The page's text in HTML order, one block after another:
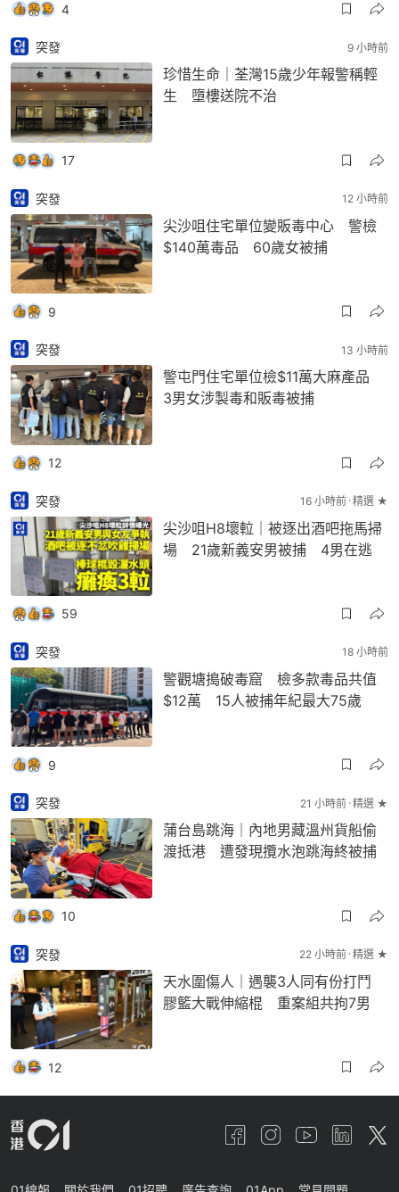
4
突發 9 小時前
珍惜生命｜荃灣15歲少年報警稱輕
生 墮樓送院不治
17
突發 12 小時前
尖沙咀住宅單位變販毒中心 警檢
$140萬毒品 60歲女被捕
9
突發 13 小時前
警屯門住宅單位檢$11萬大麻產品
3男女涉製毒和販毒被捕
12
突發 16 小時前 精選 ★
尖沙咀H8壞𨋢｜被逐出酒吧拖馬掃
場 21歲新義安男被捕 4男在逃
59
突發 18 小時前
警觀塘搗破毒窟 檢多款毒品共值
$12萬 15人被捕年紀最大75歲
9
突發 21 小時前 精選 ★
蒲台島跳海｜內地男藏溫州貨船偷
渡抵港 遭發現攬水泡跳海終被捕
10
突發 22 小時前 精選 ★
天水圍傷人｜遇襲3人同有份打鬥
膠籃大戰伸縮棍 重案組共拘7男
12